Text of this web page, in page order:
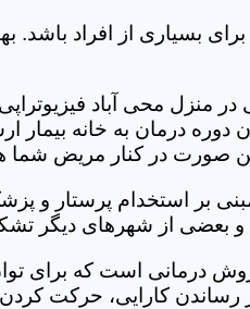
برای بسیاری از افراد
منزل محی آباد
دوره درمان به خانه
صورت در کنار مریض شما
بر استخدام پرستار و
بعضی از شهرهای دیگر
درمانی است که برای
رساندن کارایی، حرکت